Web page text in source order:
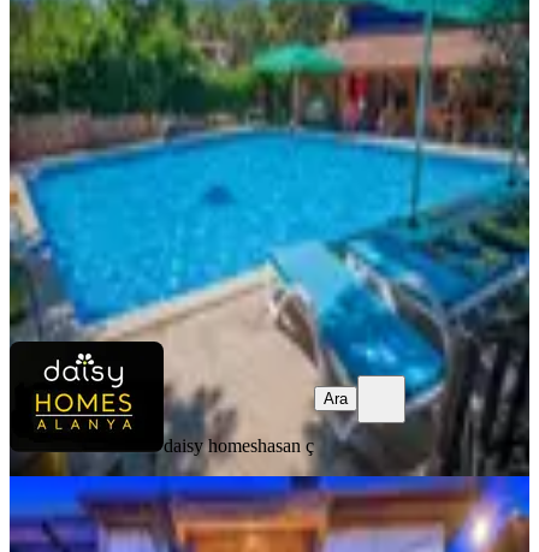
Bungalow Otel | Aktif Turizm Tesisi
Kumluca, Yazır Mahallesi
05.08.2026
25.000.000 ₺
daisy homes
Ara
daisy homeshasan ç
Ara
Kalkanın Kalbinde Butik Otel Ve
Restoran